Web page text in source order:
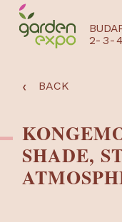
2-3-
‹ BACK
SHADE,